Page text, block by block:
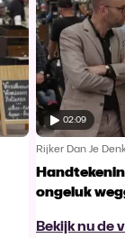
02:09
Rijker Dan Je
ongeluk
Bekijk nu de